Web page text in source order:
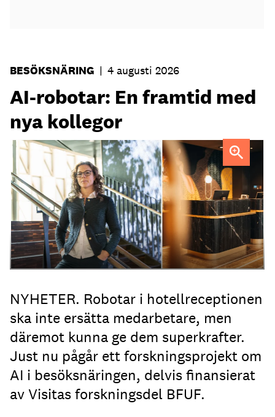
BESÖKSNÄRING | 4 augusti 2026
AI-robotar: En framtid med
nya kollegor
Professor Kristina Palm FOTO: Theresia ViskaFOTO:
Dylan Calluy / Unsplash
NYHETER. Robotar i hotellreceptionen
ska inte ersätta medarbetare, men
däremot kunna ge dem superkrafter.
Just nu pågår ett forskningsprojekt om
AI i besöksnäringen, delvis finansierat
av Visitas forskningsdel BFUF.